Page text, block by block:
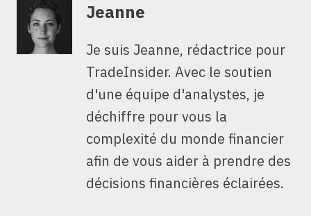
Jeanne
Je suis Jeanne, rédactrice pour
TradeInsider. Avec le soutien
d'une équipe d'analystes, je
déchiffre pour vous la
complexité du monde financier
afin de vous aider à prendre des
décisions financières éclairées.